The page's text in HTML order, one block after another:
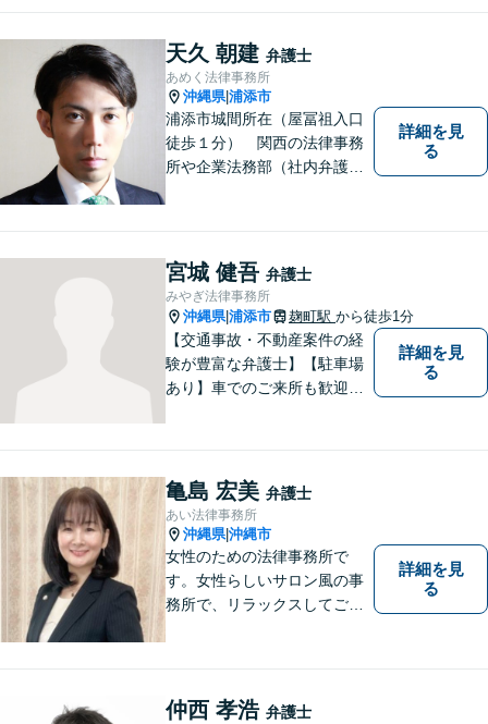
まずはお気軽にご相談くださ
い！
天久 朝建 弁護士
あめく法律事務所
沖縄県|浦添市
浦添市城間所在（屋冨祖入口
徒歩１分） 関西の法律事務
所や企業法務部（社内弁護士
詳細を見
る
宮城 健吾 弁護士
みやぎ法律事務所
沖縄県|浦添市 麹町駅 から徒歩1分
【交通事故・不動産案件の経
験が豊富な弁護士】【駐車場
あり】車でのご来所も歓迎し
た提案をしていきたいと思っ
ています。【完全個室で相談
可】
詳細を見
る
亀島 宏美 弁護士
あい法律事務所
沖縄県|沖縄市
女性のための法律事務所で
す。女性らしいサロン風の事
務所で、リラックスしてご相
詳細を見
る
仲西 孝浩 弁護士